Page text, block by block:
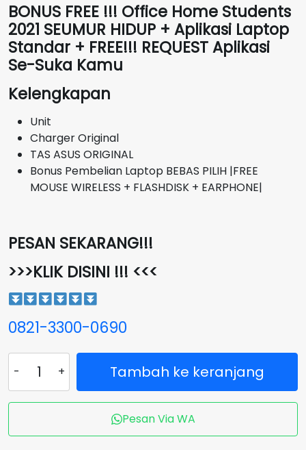
BONUS FREE !!! Office Home Students
2021 SEUMUR HIDUP + Aplikasi Laptop
Standar + FREE!!! REQUEST Aplikasi
Se-Suka Kamu
Kelengkapan
Unit
Charger Original
TAS ASUS ORIGINAL
Bonus Pembelian Laptop BEBAS PILIH |FREE
MOUSE WIRELESS + FLASHDISK + EARPHONE|
PESAN SEKARANG!!!
>>>KLIK DISINI !!! <<<
0821-3300-0690
ASUS
Vivobook
Pro
Tambah ke keranjang
Pesan Via WA